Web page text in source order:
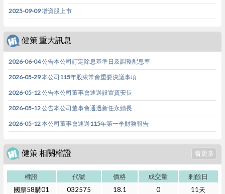
2025-09-09 增資股上市
健策 重大訊息
2026-06-04 公告本公司訂定除息基準日及調整配息率
2026-05-29 本公司115年股東常會重要決議事項
2026-05-12 公告本公司董事會通過設置資安長
2026-05-12 公告本公司董事會通過新任永續長
2026-05-12 本公司董事會通過115年第一季財務報告
健策 相關權證
權證 代號 價格 成交量
剩餘日
國票58購01
032575 18.1 0
11天